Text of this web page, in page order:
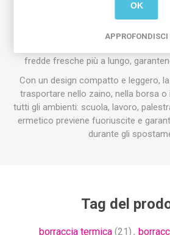
Borraccia Termica Swipe 400
desidera portare sempre con sé
ideale. Realizzata con materiali di
fredde fresche più a lungo,
Con un design compatto e leggero,
trasportare nello zaino, nella borsa o
tutti gli ambienti: scuola, lavoro,
ermetico previene fuoriuscite e
durante gli
Tag del
borraccia termica (21) ,
OK
APPROFONDISCI